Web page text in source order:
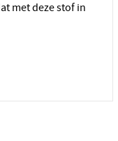
met deze stof in